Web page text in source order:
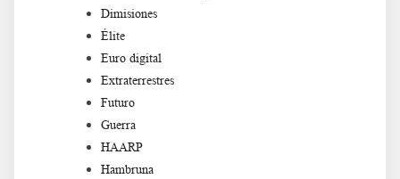
Dimisiones
Élite
Euro digital
Extraterrestres
Futuro
Guerra
HAARP
Hambruna